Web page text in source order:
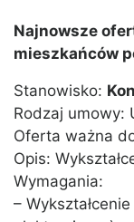
Najnowsze
mieszkańców
Stanowisko:
Rodzaj umowy:
Oferta ważna
Opis:
Wymagania:
–